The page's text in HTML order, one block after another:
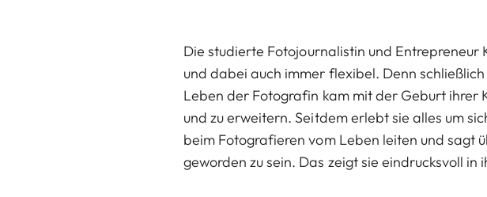
Die studierte Fotojournalistin und
und dabei auch immer flexibel. Denn
Leben der Fotografin kam mit der Geburt ihrer
und zu erweitern. Seitdem erlebt sie alles um
beim Fotografieren vom Leben leiten und sagt
geworden zu sein. Das zeigt sie eindrucksvoll